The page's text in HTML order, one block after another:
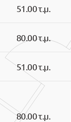
51.00 τ.μ.
80.00 τ.μ.
51.00 τ.μ.
80.00 τ.μ.